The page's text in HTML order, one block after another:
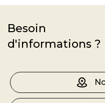
Besoin
d'informations ?